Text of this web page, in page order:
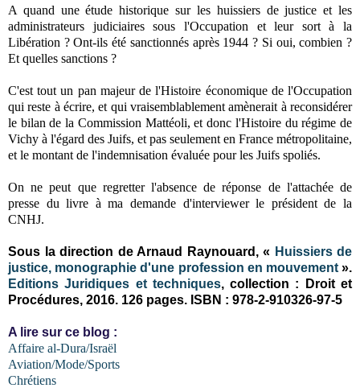
A quand une étude historique sur les huissiers de justice et les
administrateurs judiciaires sous l'Occupation et leur sort à la
Libération ? Ont-ils été sanctionnés après 1944 ? Si oui, combien ?
Et quelles sanctions ?
C'est tout un pan majeur de l'Histoire économique de l'Occupation
qui reste à écrire, et qui vraisemblablement amènerait à reconsidérer
le bilan de la Commission Mattéoli, et donc l'Histoire du régime de
Vichy à l'égard des Juifs, et pas seulement en France métropolitaine,
et le montant de l'indemnisation évaluée pour les Juifs spoliés.
On ne peut que regretter l'absence de réponse de l'attachée de
presse du livre à ma demande d'interviewer le président de la
CNHJ.
Sous la direction de Arnaud Raynouard, « Huissiers de
justice, monographie d'une profession en mouvement».
Editions Juridiques et techniques, collection : Droit et
Procédures, 2016. 126 pages. ISBN : 978-2-910326-97-5
A lire sur ce blog :
Affaire al-Dura/Israël
Aviation/Mode/Sports
Chrétiens